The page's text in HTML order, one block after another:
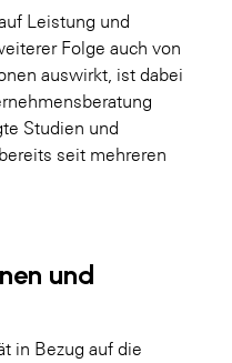
Leistung und
Folge auch von
auswirkt, ist dabei
Studien und
seit mehreren
und
in Bezug auf die